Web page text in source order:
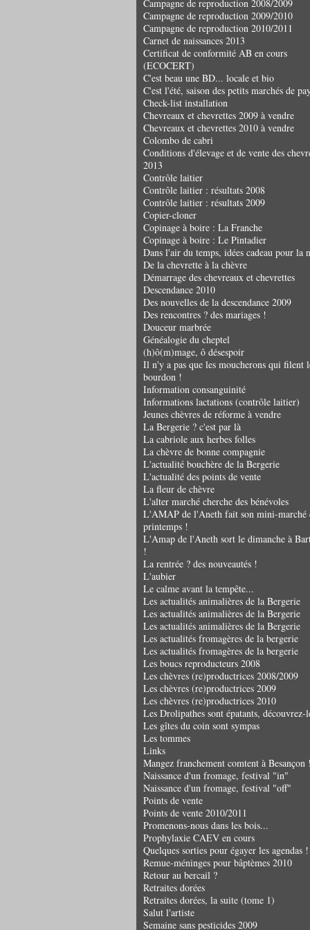
Campagne de reproduction 2008/2009
Campagne de reproduction 2009/2010
Campagne de reproduction 2010/2011
Carnet de naissances 2013
Certificat de conformité AB en cours
(ECOCERT)
C'est beau une BD... locale et bio
C'est l'été, saison des petits marchés de
Check-list installation
Chevreaux et chevrettes 2009 à vendre
Chevreaux et chevrettes 2010 à vendre
Colombo de cabri
Conditions d'élevage et de vente des
2013
Contrôle laitier
Contrôle laitier : résultats 2008
Contrôle laitier : résultats 2009
Copier-cloner
Copinage à boire : La Franche
Copinage à boire : Le Pintadier
Dans l'air du temps, idées cadeau pour la
De la chevrette à la chèvre
Démarrage des chevreaux et chevrettes
Descendance 2010
Des nouvelles de la descendance 2009
Des rencontres ? des mariages !
Douceur marbrée
Généalogie du cheptel
(h)ô(m)mage, ô désespoir
Il n'y a pas que les moucherons qui filent
bourdon !
Information consanguinité
Informations lactations (contrôle laitier)
Jeunes chèvres de réforme à vendre
La Bergerie ? c'est par là
La cabriole aux herbes folles
La chèvre de bonne compagnie
L'actualité bouchère de la Bergerie
L'actualité des points de vente
La fleur de chèvre
L'alter marché cherche des bénévoles
L'AMAP de l'Aneth fait son mini-marché
printemps !
L'Amap de l'Aneth sort le dimanche à
!
La rentrée ? des nouveautés !
L'aubier
Le calme avant la tempête...
Les actualités animalières de la Bergerie
Les actualités animalières de la Bergerie
Les actualités animalières de la Bergerie
Les actualités fromagères de la bergerie
Les actualités fromagères de la bergerie
Les boucs reproducteurs 2008
Les chèvres (re)productrices 2008/2009
Les chèvres (re)productrices 2009
Les chèvres (re)productrices 2010
Les Drolipathes sont épatants, découvrez-
Les gîtes du coin sont sympas
Les tommes
Links
Mangez franchement comtent à Besançon !
Naissance d'un fromage, festival "in"
Naissance d'un fromage, festival "off"
Points de vente
Points de vente 2010/2011
Promenons-nous dans les bois...
Prophylaxie CAEV en cours
Quelques sorties pour égayer les agendas !
Remue-méninges pour bâptèmes 2010
Retour au bercail ?
Retraites dorées
Retraites dorées, la suite (tome 1)
Salut l'artiste
Semaine sans pesticides 2009